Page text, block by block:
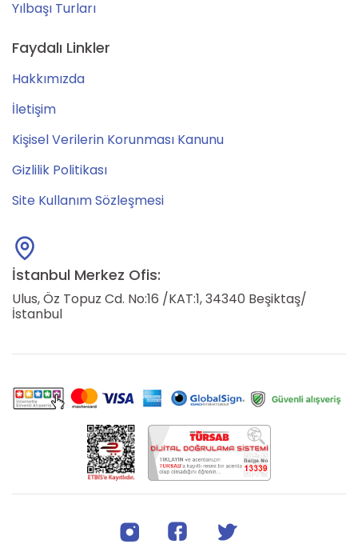
Yılbaşı Turları
Faydalı Linkler
Hakkımızda
İletişim
Kişisel Verilerin Korunması Kanunu
Gizlilik Politikası
Site Kullanım Sözleşmesi
İstanbul Merkez Ofis:
Ulus, Öz Topuz Cd. No:16 /KAT:1, 34340 Beşiktaş/
İstanbul